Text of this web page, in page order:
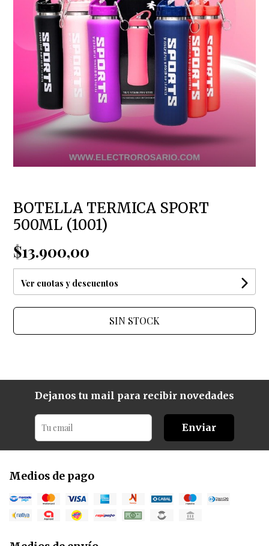
BOTELLA TERMICA SPORT
500ML (1001)
$13.900,00
Ver cuotas y descuentos
SIN STOCK
Dejanos tu mail para recibir novedades
Enviar
Medios de pago